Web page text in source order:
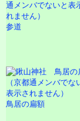
参道
鳥居の扁額